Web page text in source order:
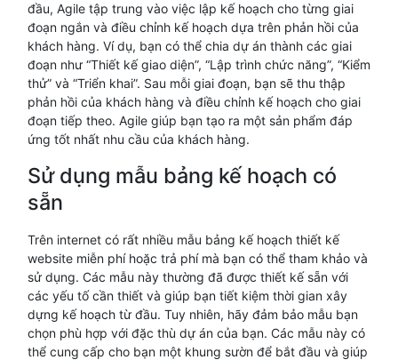
đầu, Agile tập trung vào việc lập kế hoạch cho từng giai
đoạn ngắn và điều chỉnh kế hoạch dựa trên phản hồi của
khách hàng. Ví dụ, bạn có thể chia dự án thành các giai
đoạn như “Thiết kế giao diện”, “Lập trình chức năng”, “Kiểm
thử” và “Triển khai”. Sau mỗi giai đoạn, bạn sẽ thu thập
phản hồi của khách hàng và điều chỉnh kế hoạch cho giai
đoạn tiếp theo. Agile giúp bạn tạo ra một sản phẩm đáp
ứng tốt nhất nhu cầu của khách hàng.
Sử dụng mẫu bảng kế hoạch có
sẵn
Trên internet có rất nhiều mẫu bảng kế hoạch thiết kế
website miễn phí hoặc trả phí mà bạn có thể tham khảo và
sử dụng. Các mẫu này thường đã được thiết kế sẵn với
các yếu tố cần thiết và giúp bạn tiết kiệm thời gian xây
dựng kế hoạch từ đầu. Tuy nhiên, hãy đảm bảo mẫu bạn
chọn phù hợp với đặc thù dự án của bạn. Các mẫu này có
thể cung cấp cho bạn một khung sườn để bắt đầu và giúp